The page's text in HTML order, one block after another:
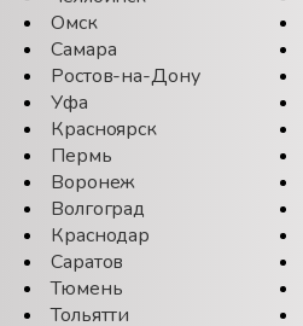
Омск
Самара
Ростов-на-Дону
Уфа
Красноярск
Пермь
Воронеж
Волгоград
Краснодар
Саратов
Тюмень
Тольятти